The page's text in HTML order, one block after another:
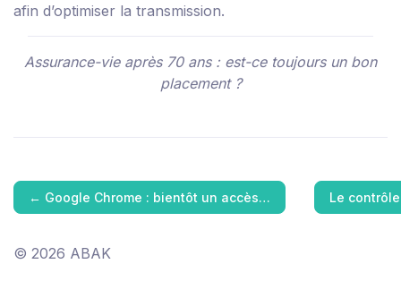
afin d’optimiser la transmission.
Assurance-vie après 70 ans : est-ce toujours un bon
placement ?
← Google Chrome : bientôt un accès… Le
© 2026 ABAK